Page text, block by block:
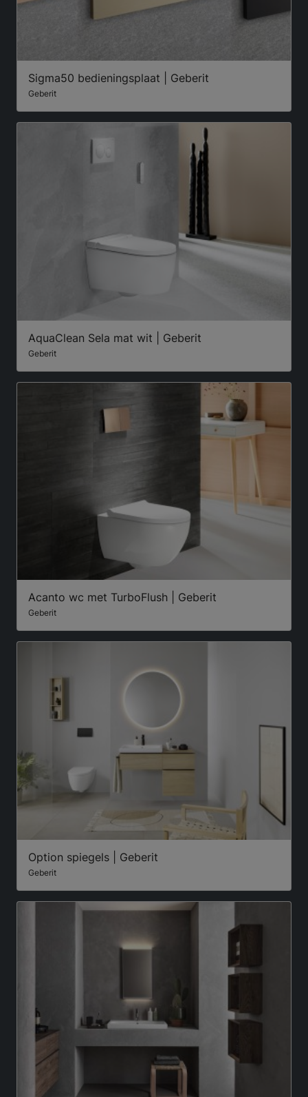
Sigma50 bedieningsplaat | Geberit
Geberit
AquaClean Sela mat wit | Geberit
Geberit
Acanto wc met TurboFlush | Geberit
Geberit
Option spiegels | Geberit
Geberit